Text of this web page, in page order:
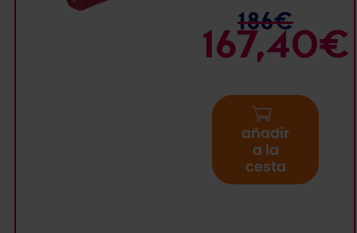
186€
167,40€
añadir
a la
cesta